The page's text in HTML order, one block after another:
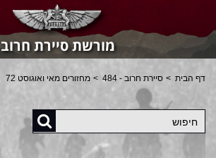
מורשת סיירת חרוב
דף הבית סיירת חרוב - 484 מחזורים מאי ואוגוסט 72
חיפוש